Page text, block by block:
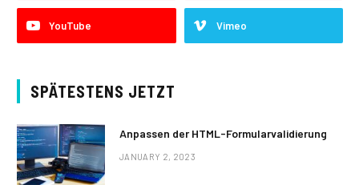
YouTube Vimeo
SPÄTESTENS JETZT
Anpassen der HTML-Formularvalidierung
JANUARY 2, 2023